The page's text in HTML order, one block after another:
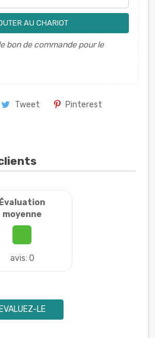
AU CHARIOT
bon de commande pour le
Tweet Pinterest
Évaluation
moyenne
avis: 0
EVALUEZ-LE